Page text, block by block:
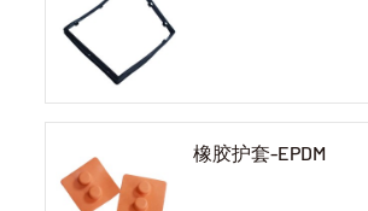
橡胶护套-EPDM